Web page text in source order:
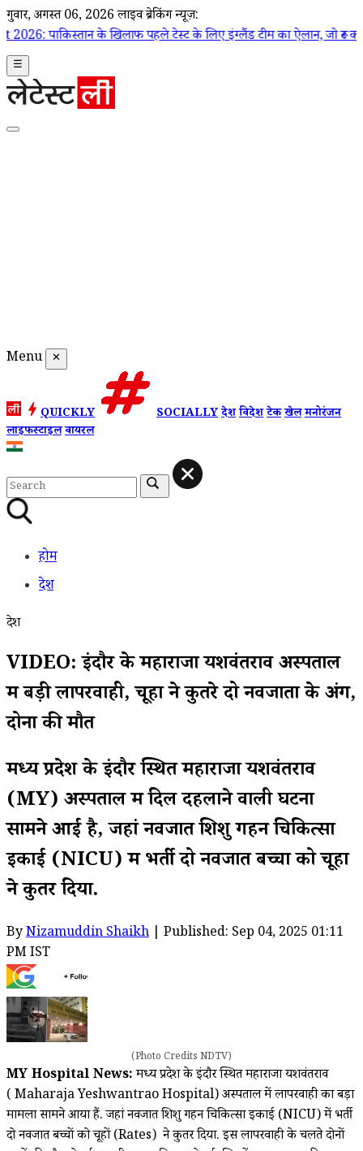
गुरूवार, अगस्त 06, 2026 लाइव ब्रेकिंग न्यूज़:
के खिलाफ पहले टेस्ट के लिए इंग्लैंड टीम का ऐलान, जो रूट कप्तान; डैन लॉरेंस
☰
Menu ✕
QUICKLY SOCIALLYदेशविदेशटेकखेलमनोरंजन
लाइफस्टाइलवायरल
होम
देश
देश
VIDEO: इंदौर के महाराजा यशवंतराव अस्पताल
में बड़ी लापरवाही, चूहों ने कुतरे दो नवजातों के अंग,
दोनों की मौत
मध्य प्रदेश के इंदौर स्थित महाराजा यशवंतराव
(MY) अस्पताल में दिल दहलाने वाली घटना
सामने आई है, जहां नवजात शिशु गहन चिकित्सा
इकाई (NICU) में भर्ती दो नवजात बच्चों को चूहों
ने कुतर दिया.
ByNizamuddin Shaikh | Published: Sep 04, 2025 01:11
PM IST
(Photo Credits NDTV)
MY Hospital News:मध्य प्रदेश के इंदौर स्थित महाराजा यशवंतराव
( Maharaja Yeshwantrao Hospital) अस्पताल में लापरवाही का बड़ा
मामला सामने आया हैं. जहां नवजात शिशु गहन चिकित्सा इकाई (NICU) में भर्ती
दो नवजात बच्चों को चूहों (Rates) ने कुतर दिया. इस लापरवाही के चलते दोनों